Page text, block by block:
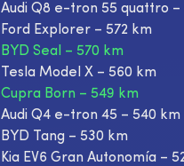
Audi Q8 e-tron 55 quattro –
Ford Explorer – 572 km
BYD Seal – 570 km
Tesla Model X – 560 km
Cupra Born – 549 km
Audi Q4 e-tron 45 – 540 km
BYD Tang – 530 km
Kia EV6 Gran Autonomía –